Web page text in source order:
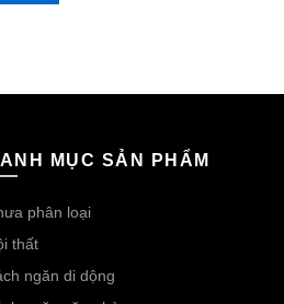
MỤC SẢN PHẨM
phân loại
thất
ngăn di dộng